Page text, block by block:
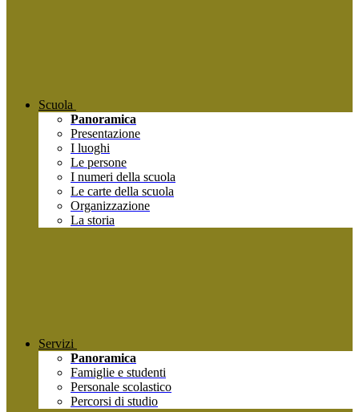
Scuola
Panoramica
Presentazione
I luoghi
Le persone
I numeri della scuola
Le carte della scuola
Organizzazione
La storia
Servizi
Panoramica
Famiglie e studenti
Personale scolastico
Percorsi di studio